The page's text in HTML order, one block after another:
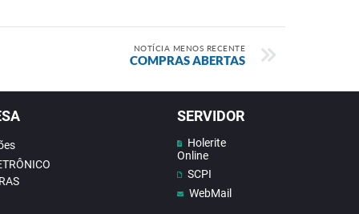
NOTÍCIA MENOS RECENTE
COMPRAS ABERTAS
SERVIDOR
Holerite
Online
SCPI
WebMail